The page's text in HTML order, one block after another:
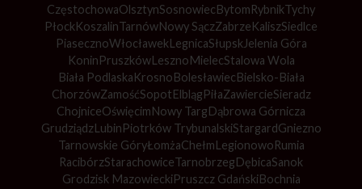
CzęstochowaOlsztynSosnowiecBytomRybnikTychy
PłockKoszalinTarnówNowy SączZabrzeKaliszSiedlce
PiasecznoWłocławekLegnicaSłupsk Jelenia Góra
KoninPruszkówLesznoMielecStalowa Wola
Biała PodlaskaKrosnoBolesławiecBielsko-Biała
ChorzówZamośćSopotElblągPiłaZawiercieSieradz
ChojniceOświęcimNowy TargDąbrowa Górnicza
GrudziądzLubinPiotrków TrybunalskiStargardGniezno
Tarnowskie GóryŁomżaChełmLegionowoRumia
RacibórzStarachowiceTarnobrzegDębicaSanok
Grodzisk MazowieckiPruszcz GdańskiBochnia